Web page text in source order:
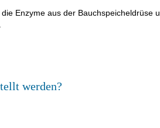
die Enzyme aus der Bauchspeicheldrüse
werden?